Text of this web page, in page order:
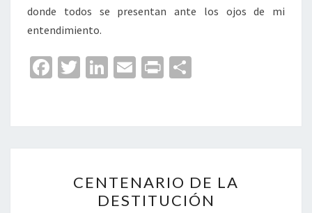
donde todos se presentan ante los ojos de mi
entendimiento.
Fa
o
o
T
er
Li
dI
n
E
l
Pr
p
ar
tir
DE
LA
CENTENARIO DE LA
DESTITUCIÓN